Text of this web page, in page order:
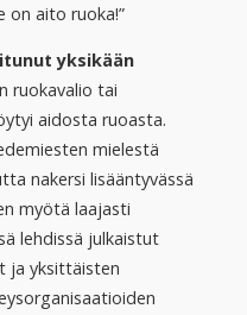
on aito ruoka!”
yksikään
ruokavalio tai
aidosta ruoasta.
mielestä
nakersi lisääntyvässä
myötä laajasti
lehdissä julkaistut
ja yksittäisten